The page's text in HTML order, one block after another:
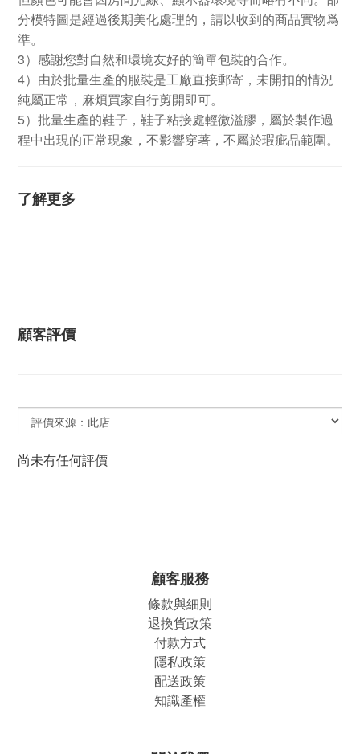
分模特圖是經過後期美化處理的，請以收到的商品實物爲
準。
3）感謝您對自然和環境友好的簡單包裝的合作。
4）由於批量生產的服裝是工廠直接郵寄，未開扣的情況
純屬正常，麻煩買家自行剪開即可。
5）批量生產的鞋子，鞋子粘接處輕微溢膠，屬於製作過
程中出現的正常現象，不影響穿著，不屬於瑕疵品範圍。
了解更多
顧客評價
尚未有任何評價
顧客服務
條款與細則
退換貨政策
付款方式
隱私政策
配送政策
知識產權